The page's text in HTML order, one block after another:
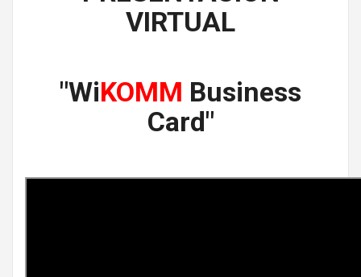
VIRTUAL
"WiKOMM Business
Card"